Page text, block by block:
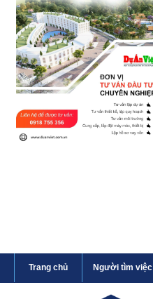
Trang chủ Người tìm việc